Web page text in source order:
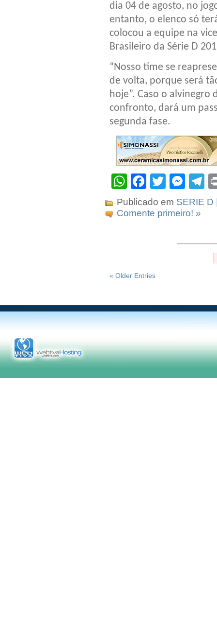
dia 04 de agosto, no
entanto, o elenco só
colocou a equipe na
Brasileiro da Série D
“Nosso time se
de volta, porque será
hoje”. Caso o alvinegro
confronto, dará um
segunda fase.
WhatsApp
Facebook
Twitter
Publicado em SERIE D
Comente primeiro! »
« Older Entries